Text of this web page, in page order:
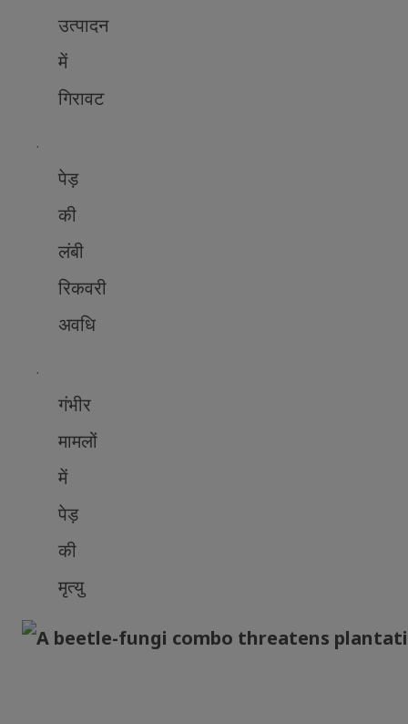
उत्पादन
में
गिरावट
·
पेड़
की
लंबी
रिकवरी
अवधि
·
गंभीर
मामलों
में
पेड़
की
मृत्यु